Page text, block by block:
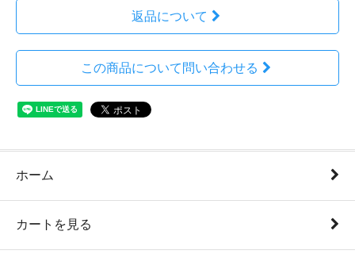
返品について
この商品について問い合わせる
ホーム
カートを見る